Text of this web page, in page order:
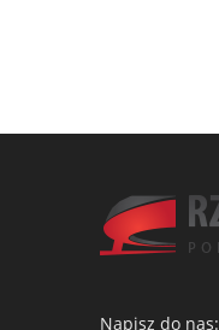
Napisz do nas: